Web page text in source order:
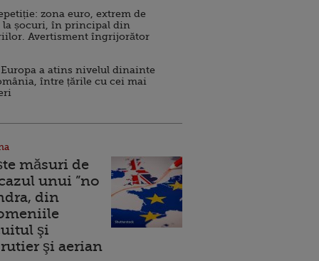
zona euro, extrem de
la șocuri, în principal din
Avertisment îngrijorător
a atins nivelul dinainte
între țările cu cei mai
măsuri de
unui ”no
din
şi
şi aerian